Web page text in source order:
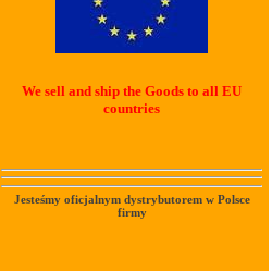
We sell and ship the Goods to all EU
countries
Jesteśmy oficjalnym dystrybutorem w Polsce
firmy